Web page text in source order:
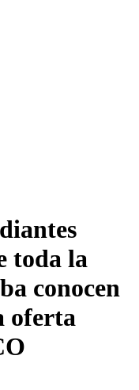
toda la
conocen
oferta